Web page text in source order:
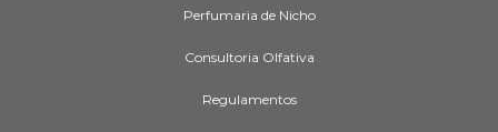
Perfumaria de Nicho
Consultoria Olfativa
Regulamentos